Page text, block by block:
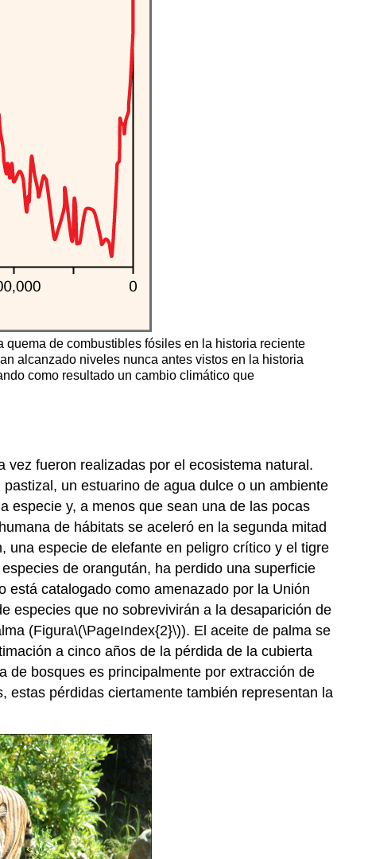
de combustibles fósiles en la historia reciente
alcanzado niveles nunca antes vistos en la historia
como resultado un cambio climático que
fueron realizadas por el ecosistema natural.
un estuarino de agua dulce o un ambiente
especie y, a menos que sean una de las pocas
de hábitats se aceleró en la segunda mitad
una especie de elefante en peligro crítico y el tigre
de orangután, ha perdido una superficie
catalogado como amenazado por la Unión
especies que no sobrevivirán a la desaparición de
(Figura\(\PageIndex{2}\)). El aceite de palma se
a cinco años de la pérdida de la cubierta
bosques es principalmente por extracción de
estas pérdidas ciertamente también representan la